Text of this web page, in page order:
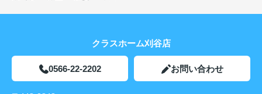
クラスホーム刈谷店
0566-22-2202 お問い合わせ